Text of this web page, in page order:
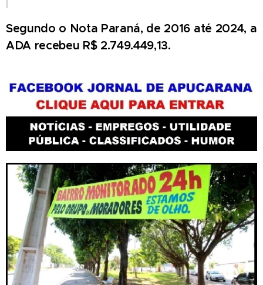
Segundo o Nota Paraná, de 2016 até 2024, a
ADA recebeu R$ 2.749.449,13.